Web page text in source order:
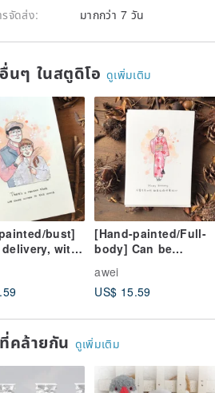
รจัดส่ง:
มากกว่า 7 วัน
นๆ ในสตูดิโอ ดูเพิ่มเติม
bust]
with
birthday,
and
face
[Hand-painted/Full-
body] Can be
with packaging like
Yan-painted
gift for Christmas
awei
US$ 15.59
คล้ายกัน ดูเพิ่มเติม